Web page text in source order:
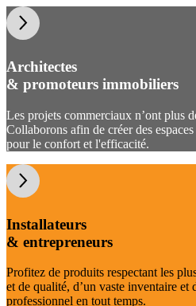
Architectes
& promoteurs immobiliers
Les projets commerciaux n’ont plus
Collaborons afin de créer des
pour le confort et l'efficacité.
Installateurs
& entrepreneurs
Profitez de produits respectant les
et de qualité, d’un vaste inventaire et
professionnel en tout temps.